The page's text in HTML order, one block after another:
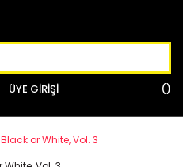
ÜYE GİRİŞİ
Black or White, Vol. 3